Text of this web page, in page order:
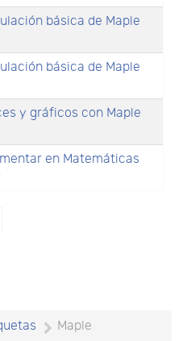
básica de Maple
básica de Maple
y gráficos con Maple
en Matemáticas
Maple